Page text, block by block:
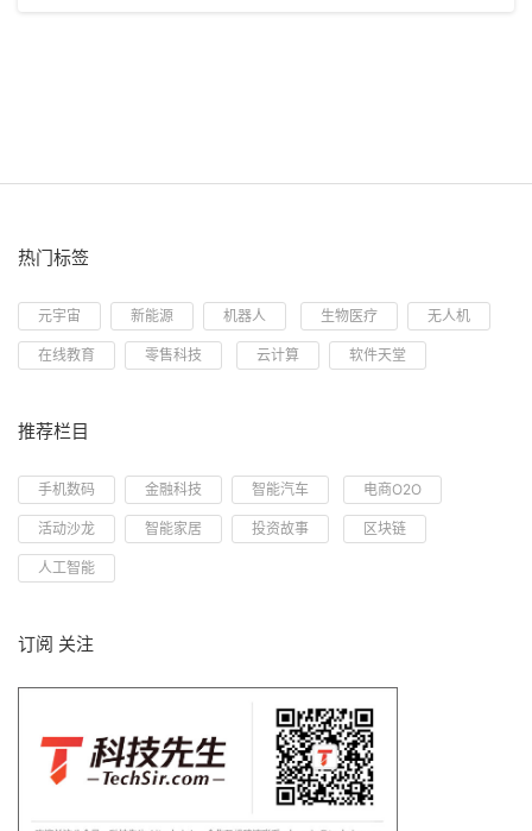
热门标签
元宇宙 新能源 机器人 生物医疗 无人机
在线教育 零售科技 云计算 软件天堂
推荐栏目
手机数码 金融科技 智能汽车 电商O2O
活动沙龙 智能家居 投资故事 区块链
人工智能
订阅 关注